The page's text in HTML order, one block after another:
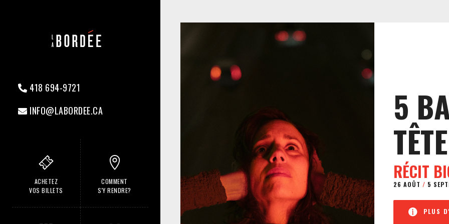
418 694-9721
INFO@LABORDEE.CA
ACHETEZ
VOS BILLETS
COMMENT
S'Y RENDRE?
5
TÊTE
RÉCIT
26 AOÛT / 5
PLUS